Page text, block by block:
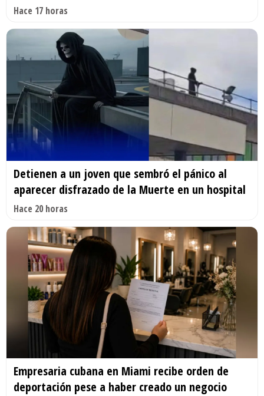
Hace 17 horas
Detienen a un joven que sembró el pánico al
aparecer disfrazado de la Muerte en un hospital
Hace 20 horas
Empresaria cubana en Miami recibe orden de
deportación pese a haber creado un negocio